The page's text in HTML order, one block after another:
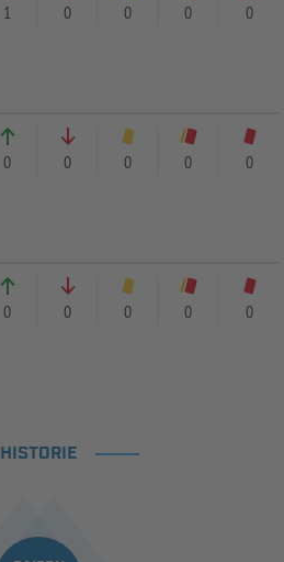
1 0 0 0 0
0 0 0 0 0
0 0 0 0 0
HISTORIE